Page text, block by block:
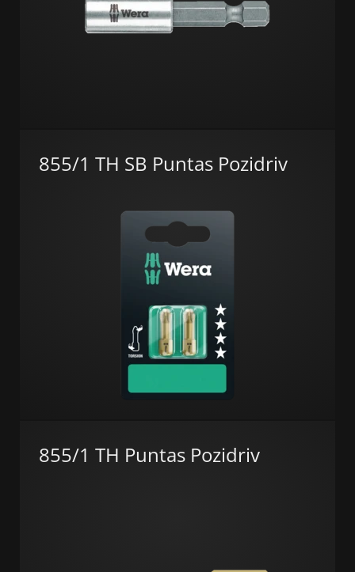
855/1 TH SB Puntas Pozidriv
855/1 TH Puntas Pozidriv